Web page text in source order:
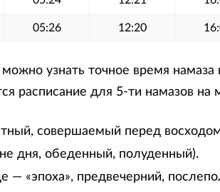
05:26 12:20
узнать точное время намаза
расписание для 5-ти намазов на
совершаемый перед
дня, обеденный, полуденный).
— «эпоха», предвечерний,